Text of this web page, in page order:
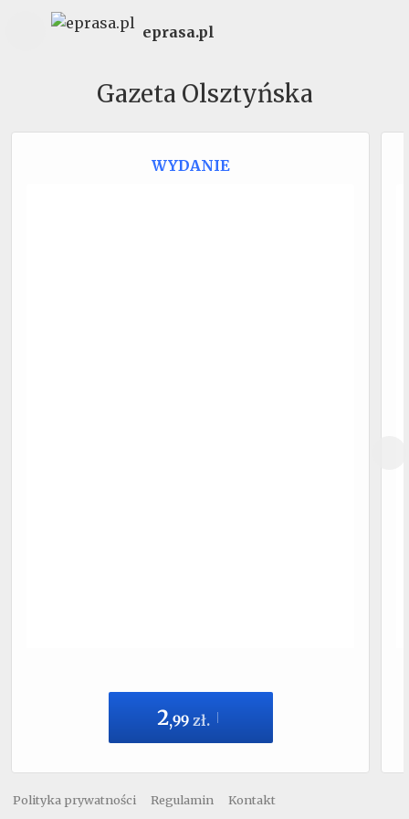
eprasa.pl
Gazeta Olsztyńska
WYDANIE
2,99 zł.
Polityka prywatności Regulamin Kontakt